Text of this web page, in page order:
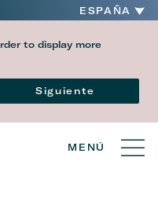
ESPAÑA
to display more
Siguiente
MENÚ